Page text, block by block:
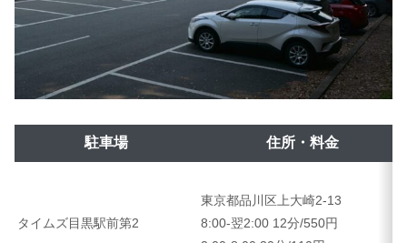
駐車場 住所・料金
タイムズ目黒駅前第2
東京都品川区上大崎2-13
8:00-翌2:00 12分/550円